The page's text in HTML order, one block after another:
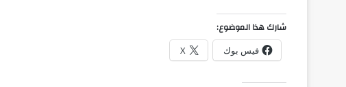
شارك هذا الموضوع:
فيس بوك X